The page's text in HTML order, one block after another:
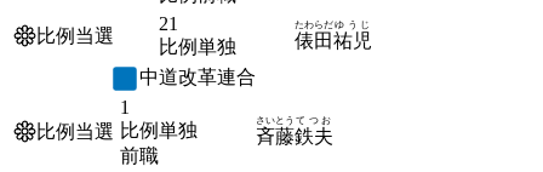
比例当選
21
比例単独
俵田
たわらだ
祐児
ゆうじ
中道改革連合
比例当選
1
比例単独
前職
斉藤
さいとう
鉄夫
てつお